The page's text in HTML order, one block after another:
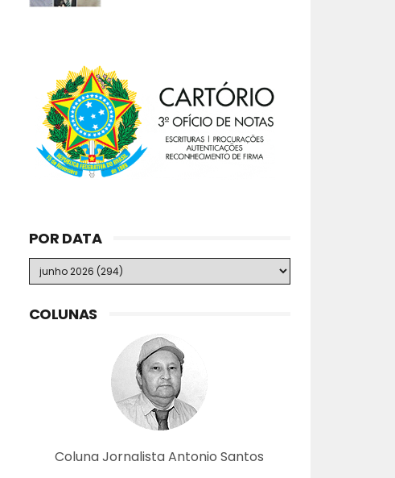
POR DATA
COLUNAS
Coluna Jornalista Antonio Santos